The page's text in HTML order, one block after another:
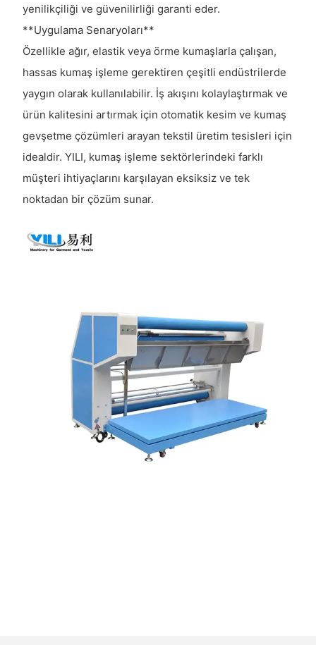
yenilikçiliği ve güvenilirliği garanti eder.
**Uygulama Senaryoları**
Özellikle ağır, elastik veya örme kumaşlarla çalışan,
hassas kumaş işleme gerektiren çeşitli endüstrilerde
yaygın olarak kullanılabilir. İş akışını kolaylaştırmak ve
ürün kalitesini artırmak için otomatik kesim ve kumaş
gevşetme çözümleri arayan tekstil üretim tesisleri için
idealdir. YILI, kumaş işleme sektörlerindeki farklı
müşteri ihtiyaçlarını karşılayan eksiksiz ve tek
noktadan bir çözüm sunar.